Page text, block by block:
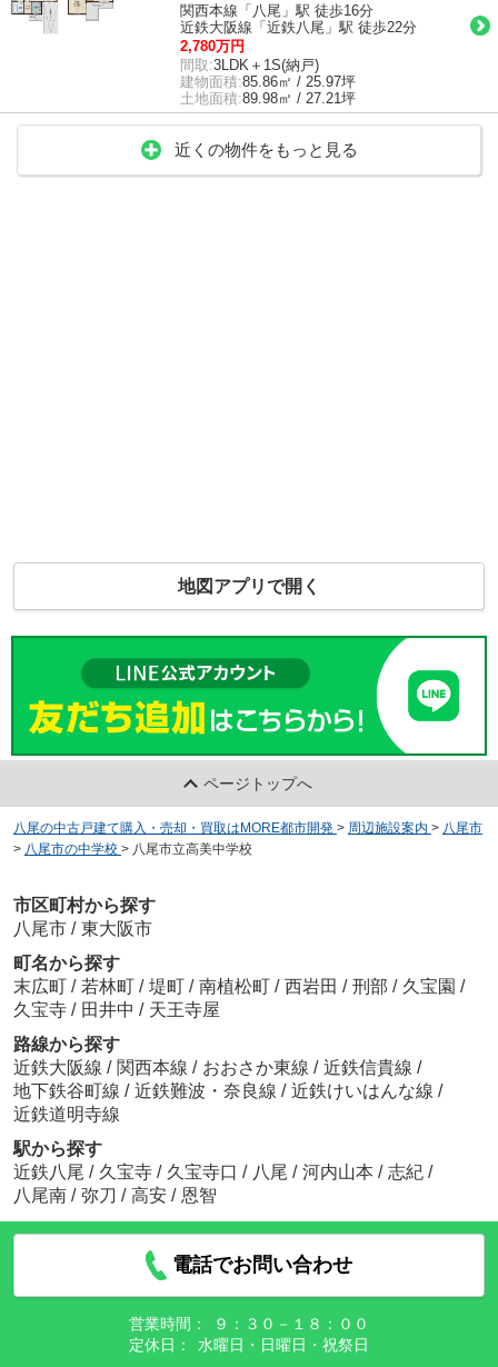
関西本線「八尾」駅 徒歩16分
近鉄大阪線「近鉄八尾」駅 徒歩22分
2,780万円
間取:3LDK＋1S(納戸)
建物面積:85.86㎡ / 25.97坪
土地面積:89.98㎡ / 27.21坪
近くの物件をもっと見る
地図アプリで開く
ページトップへ
八尾の中古戸建て購入・売却・買取はMORE都市開発 > 周辺施設案内 > 八尾市
> 八尾市の中学校 > 八尾市立高美中学校
市区町村から探す
八尾市 / 東大阪市
町名から探す
末広町 / 若林町 / 堤町 / 南植松町 / 西岩田 / 刑部 / 久宝園 /
久宝寺 / 田井中 / 天王寺屋
路線から探す
近鉄大阪線 / 関西本線 / おおさか東線 / 近鉄信貴線 /
地下鉄谷町線 / 近鉄難波・奈良線 / 近鉄けいはんな線 /
近鉄道明寺線
駅から探す
近鉄八尾 / 久宝寺 / 久宝寺口 / 八尾 / 河内山本 / 志紀 /
八尾南 / 弥刀 / 高安 / 恩智
電話でお問い合わせ
営業時間：
９：３０－１８：００
定休日：
水曜日・日曜日・祝祭日